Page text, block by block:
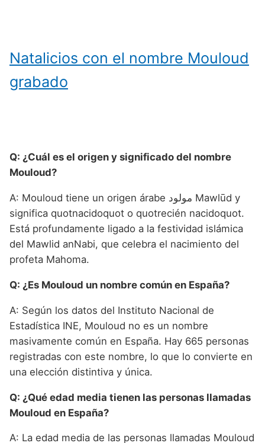
Natalicios con el nombre Mouloud
grabado
Q: ¿Cuál es el origen y significado del nombre
Mouloud?
A: Mouloud tiene un origen árabe مولود Mawlūd y
significa quotnacidoquot o quotrecién nacidoquot.
Está profundamente ligado a la festividad islámica
del Mawlid anNabi, que celebra el nacimiento del
profeta Mahoma.
Q: ¿Es Mouloud un nombre común en España?
A: Según los datos del Instituto Nacional de
Estadística INE, Mouloud no es un nombre
masivamente común en España. Hay 665 personas
registradas con este nombre, lo que lo convierte en
una elección distintiva y única.
Q: ¿Qué edad media tienen las personas llamadas
Mouloud en España?
A: La edad media de las personas llamadas Mouloud